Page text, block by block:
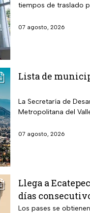
tiempos de traslado
07 agosto, 2026
Lista de
La Secretaría de
Metropolitana del
07 agosto, 2026
Llega a
días
Los pases se